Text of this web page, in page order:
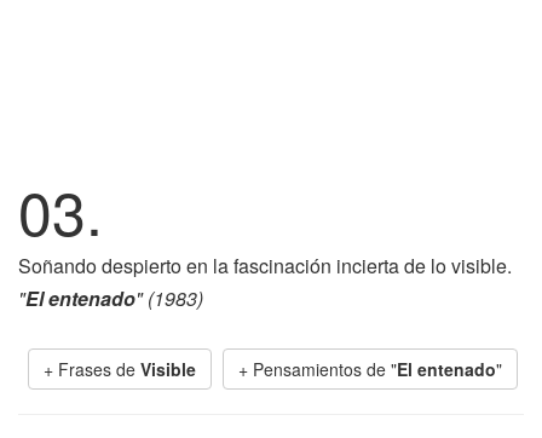
03.
Soñando despierto en la fascinación incierta de lo visible.
"El entenado" (1983)
+ Frases de Visible + Pensamientos de "El entenado"